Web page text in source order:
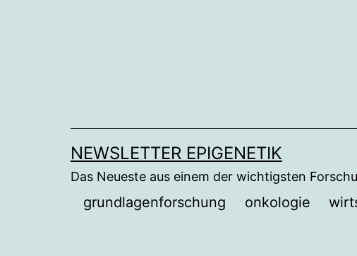
NEWSLETTER EPIGENETIK
Das Neueste aus einem der wichtigsten
grundlagenforschung onkologie